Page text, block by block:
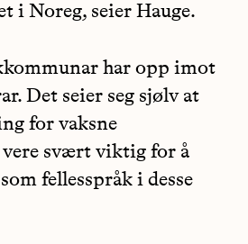
i Noreg, seier Hauge.
har opp imot
Det seier seg sjølv at
for vaksne
svært viktig for å
fellesspråk i desse